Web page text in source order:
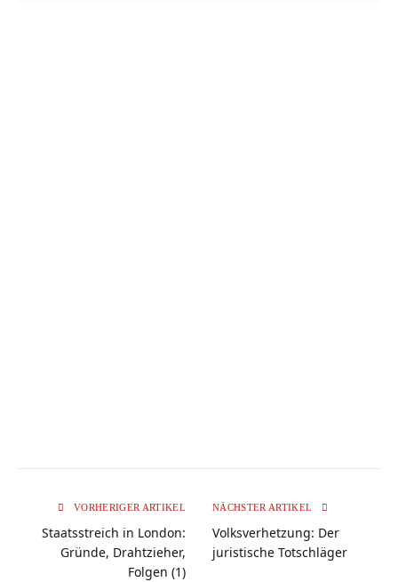
VORHERIGER ARTIKEL
Staatsstreich in London:
Gründe, Drahtzieher,
Folgen (1)
NÄCHSTER ARTIKEL
Volksverhetzung: Der
juristische Totschläger